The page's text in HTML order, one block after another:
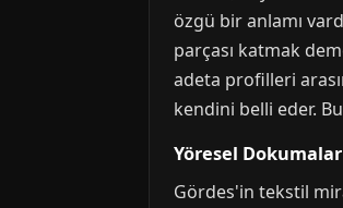
özgü bir anlamı
parçası katmak
adeta profilleri
kendini belli eder.
Yöresel
Gördes'in tekstil